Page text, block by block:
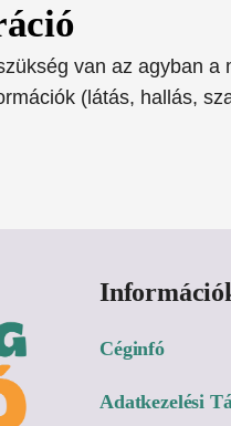
van az agyban
(látás, hallás,
Céginfó
Adatkezelési